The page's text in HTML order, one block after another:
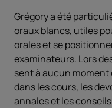
Grégory a été
oraux blancs, utiles
orales et se
examinateurs. Lors
sent à aucun
dans les cours, les
annales et les